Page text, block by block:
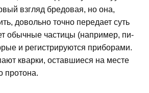
взгляд бредовая, но она,
довольно точно передает суть
обычные частицы (например, пи-
и регистрируются приборами.
кварки, оставшиеся на месте
протона.